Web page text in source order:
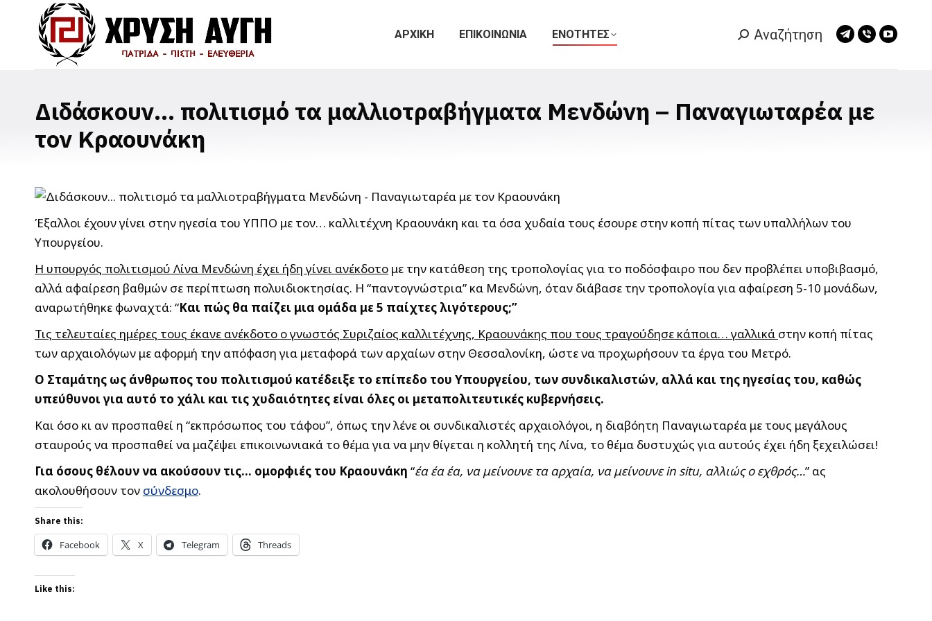
ΑΡΧΙΚΗ ΕΠΙΚΟΙΝΩΝΙΑ ΕΝΟΤΗΤΕΣ Search:
Αναζήτηση
Telegram
new
Viber
new
Διδάσκουν… πολιτισμό τα μαλλιοτραβήγματα Μενδώνη – Παναγιωταρέα με
τον Κραουνάκη
Έξαλλοι έχουν γίνει στην ηγεσία του ΥΠΠΟ με τον… καλλιτέχνη Κραουνάκη και τα όσα χυδαία τους έσουρε στην κοπή πίτας των υπαλλήλων του
Υπουργείου.
Η υπουργός πολιτισμού Λίνα Μενδώνη έχει ήδη γίνει ανέκδοτο με την κατάθεση της τροπολογίας για το ποδόσφαιρο που δεν προβλέπει υποβιβασμό,
αλλά αφαίρεση βαθμών σε περίπτωση πολυιδιοκτησίας. Η “παντογνώστρια” κα Μενδώνη, όταν διάβασε την τροπολογία για αφαίρεση 5-10 μονάδων,
αναρωτήθηκε φωναχτά: “Και πώς θα παίζει μια ομάδα με 5 παίχτες λιγότερους;”
Τις τελευταίες ημέρες τους έκανε ανέκδοτο ο γνωστός Συριζαίος καλλιτέχνης, Κραουνάκης που τους τραγούδησε κάποια… γαλλικά στην κοπή πίτας
των αρχαιολόγων με αφορμή την απόφαση για μεταφορά των αρχαίων στην Θεσσαλονίκη, ώστε να προχωρήσουν τα έργα του Μετρό.
Ο Σταμάτης ως άνθρωπος του πολιτισμού κατέδειξε το επίπεδο του Υπουργείου, των συνδικαλιστών, αλλά και της ηγεσίας του, καθώς
υπεύθυνοι για αυτό το χάλι και τις χυδαιότητες είναι όλες οι μεταπολιτευτικές κυβερνήσεις.
Και όσο κι αν προσπαθεί η “εκπρόσωπος του τάφου”, όπως την λένε οι συνδικαλιστές αρχαιολόγοι, η διαβόητη Παναγιωταρέα με τους μεγάλους
σταυρούς να προσπαθεί να μαζέψει επικοινωνιακά το θέμα για να μην θίγεται η κολλητή της Λίνα, το θέμα δυστυχώς για αυτούς έχει ήδη ξεχειλώσει!
Για όσους θέλουν να ακούσουν τις… ομορφιές του Κραουνάκη “έα έα έα, να μείνουνε τα αρχαία, να μείνουνε in situ, αλλιώς ο εχθρός…” ας
ακολουθήσουν τον σύνδεσμο.
Share this:
Facebook X Telegram Threads
Like this: